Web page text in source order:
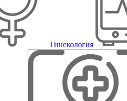
Гинекология